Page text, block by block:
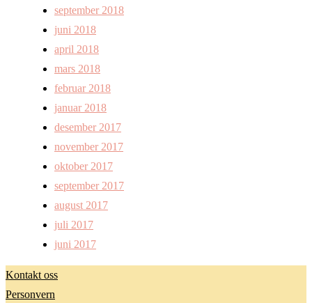
september 2018
juni 2018
april 2018
mars 2018
februar 2018
januar 2018
desember 2017
november 2017
oktober 2017
september 2017
august 2017
juli 2017
juni 2017
Kontakt oss
Personvern